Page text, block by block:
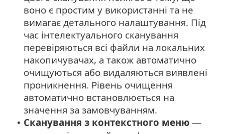
воно є простим у використанні та не
вимагає детального налаштування. Під
час інтелектуального сканування
перевіряються всі файли на локальних
накопичувачах, а також автоматично
очищуються або видаляються виявлені
проникнення. Рівень очищення
автоматично встановлюється на
значення за замовчуванням.
• Сканування з контекстного меню —